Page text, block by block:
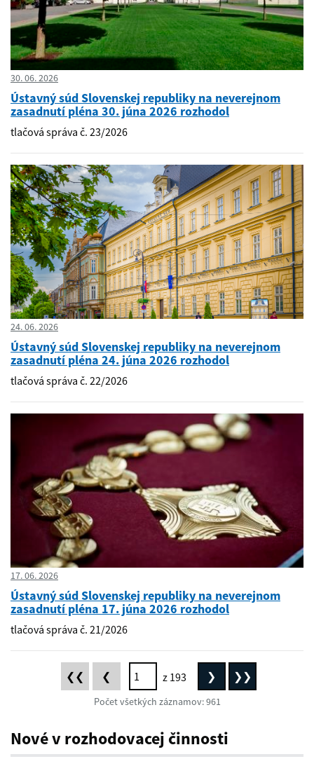
30. 06. 2026
Ústavný súd Slovenskej republiky na neverejnom
zasadnutí pléna 30. júna 2026 rozhodol
tlačová správa č. 23/2026
24. 06. 2026
Ústavný súd Slovenskej republiky na neverejnom
zasadnutí pléna 24. júna 2026 rozhodol
tlačová správa č. 22/2026
17. 06. 2026
Ústavný súd Slovenskej republiky na neverejnom
zasadnutí pléna 17. júna 2026 rozhodol
tlačová správa č. 21/2026
❮❮First ❮Previous z 193 ❯Next ❯❯Last
Počet všetkých záznamov: 961
Nové v rozhodovacej činnosti